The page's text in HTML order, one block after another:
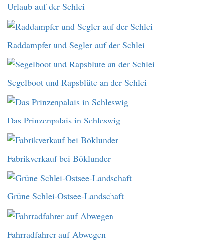
Urlaub auf der Schlei
Raddampfer und Segler auf der Schlei
Segelboot und Rapsblüte an der Schlei
Das Prinzenpalais in Schleswig
Fabrikverkauf bei Böklunder
Grüne Schlei-Ostsee-Landschaft
Fahrradfahrer auf Abwegen